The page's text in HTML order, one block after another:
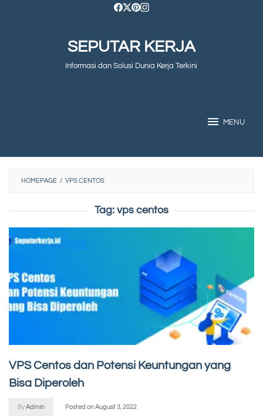
SEPUTAR KERJA
Informasi dan Solusi Dunia Kerja Terkini
MENU
HOMEPAGE / VPS CENTOS
Tag: vps centos
VPS Centos dan Potensi Keuntungan yang
Bisa Diperoleh
ByAdmin Posted onAugust 3, 2022